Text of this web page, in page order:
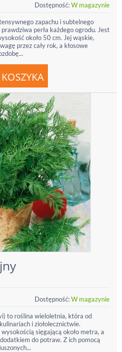
Dostępność:W magazynie
zapachu i subtelnego
perła każdego ogrodu. Jest
około 50 cm. Jej wąskie,
przez cały rok, a kłosowe
Dostępność:W magazynie
to roślina wieloletnia, która od
i ziołolecznictwie.
sięgającą około metra, a
do potraw. Z ich pomocą